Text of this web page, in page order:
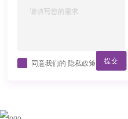
同意我们的 隐私政策 提交